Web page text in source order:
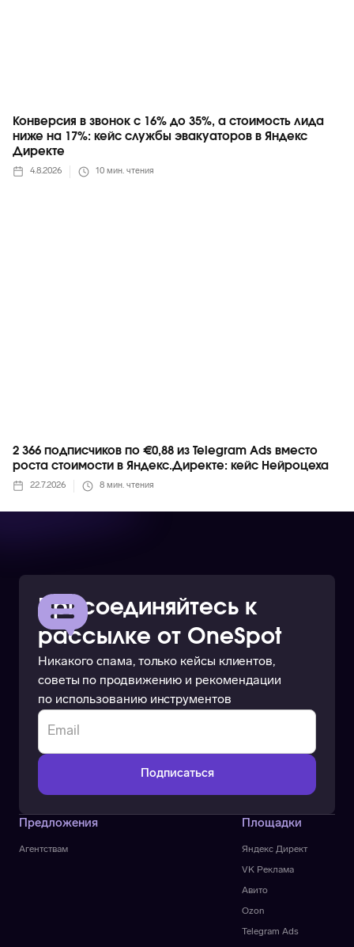
Конверсия в звонок с 16% до 35%, а стоимость лида
ниже на 17%: кейс службы эвакуаторов в Яндекс
Директе
4.8.2026 10 мин. чтения
2 366 подписчиков по €0,88 из Telegram Ads вместо
роста стоимости в Яндекс.Директе: кейс Нейроцеха
22.7.2026 8 мин. чтения
Присоединяйтесь к
рассылке от OneSpot
Никакого спама, только кейсы клиентов,
советы по продвижению и рекомендации
по использованию инструментов
Предложения
Агентствам Яндекс Директ
VK Реклама
Площадки
Авито
Ozon
Telegram Ads